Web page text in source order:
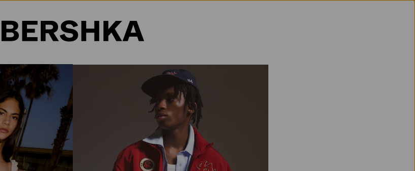
Selección de país